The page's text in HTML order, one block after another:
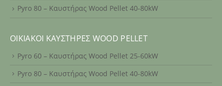
Pyro 80 – Καυστήρας Wood Pellet 40-80kW
ΟΙΚΙΑΚΟΊ ΚΑΥΣΤΉΡΕΣ WOOD PELLET
Pyro 60 – Καυστήρας Wood Pellet 25-60kW
Pyro 80 – Καυστήρας Wood Pellet 40-80kW